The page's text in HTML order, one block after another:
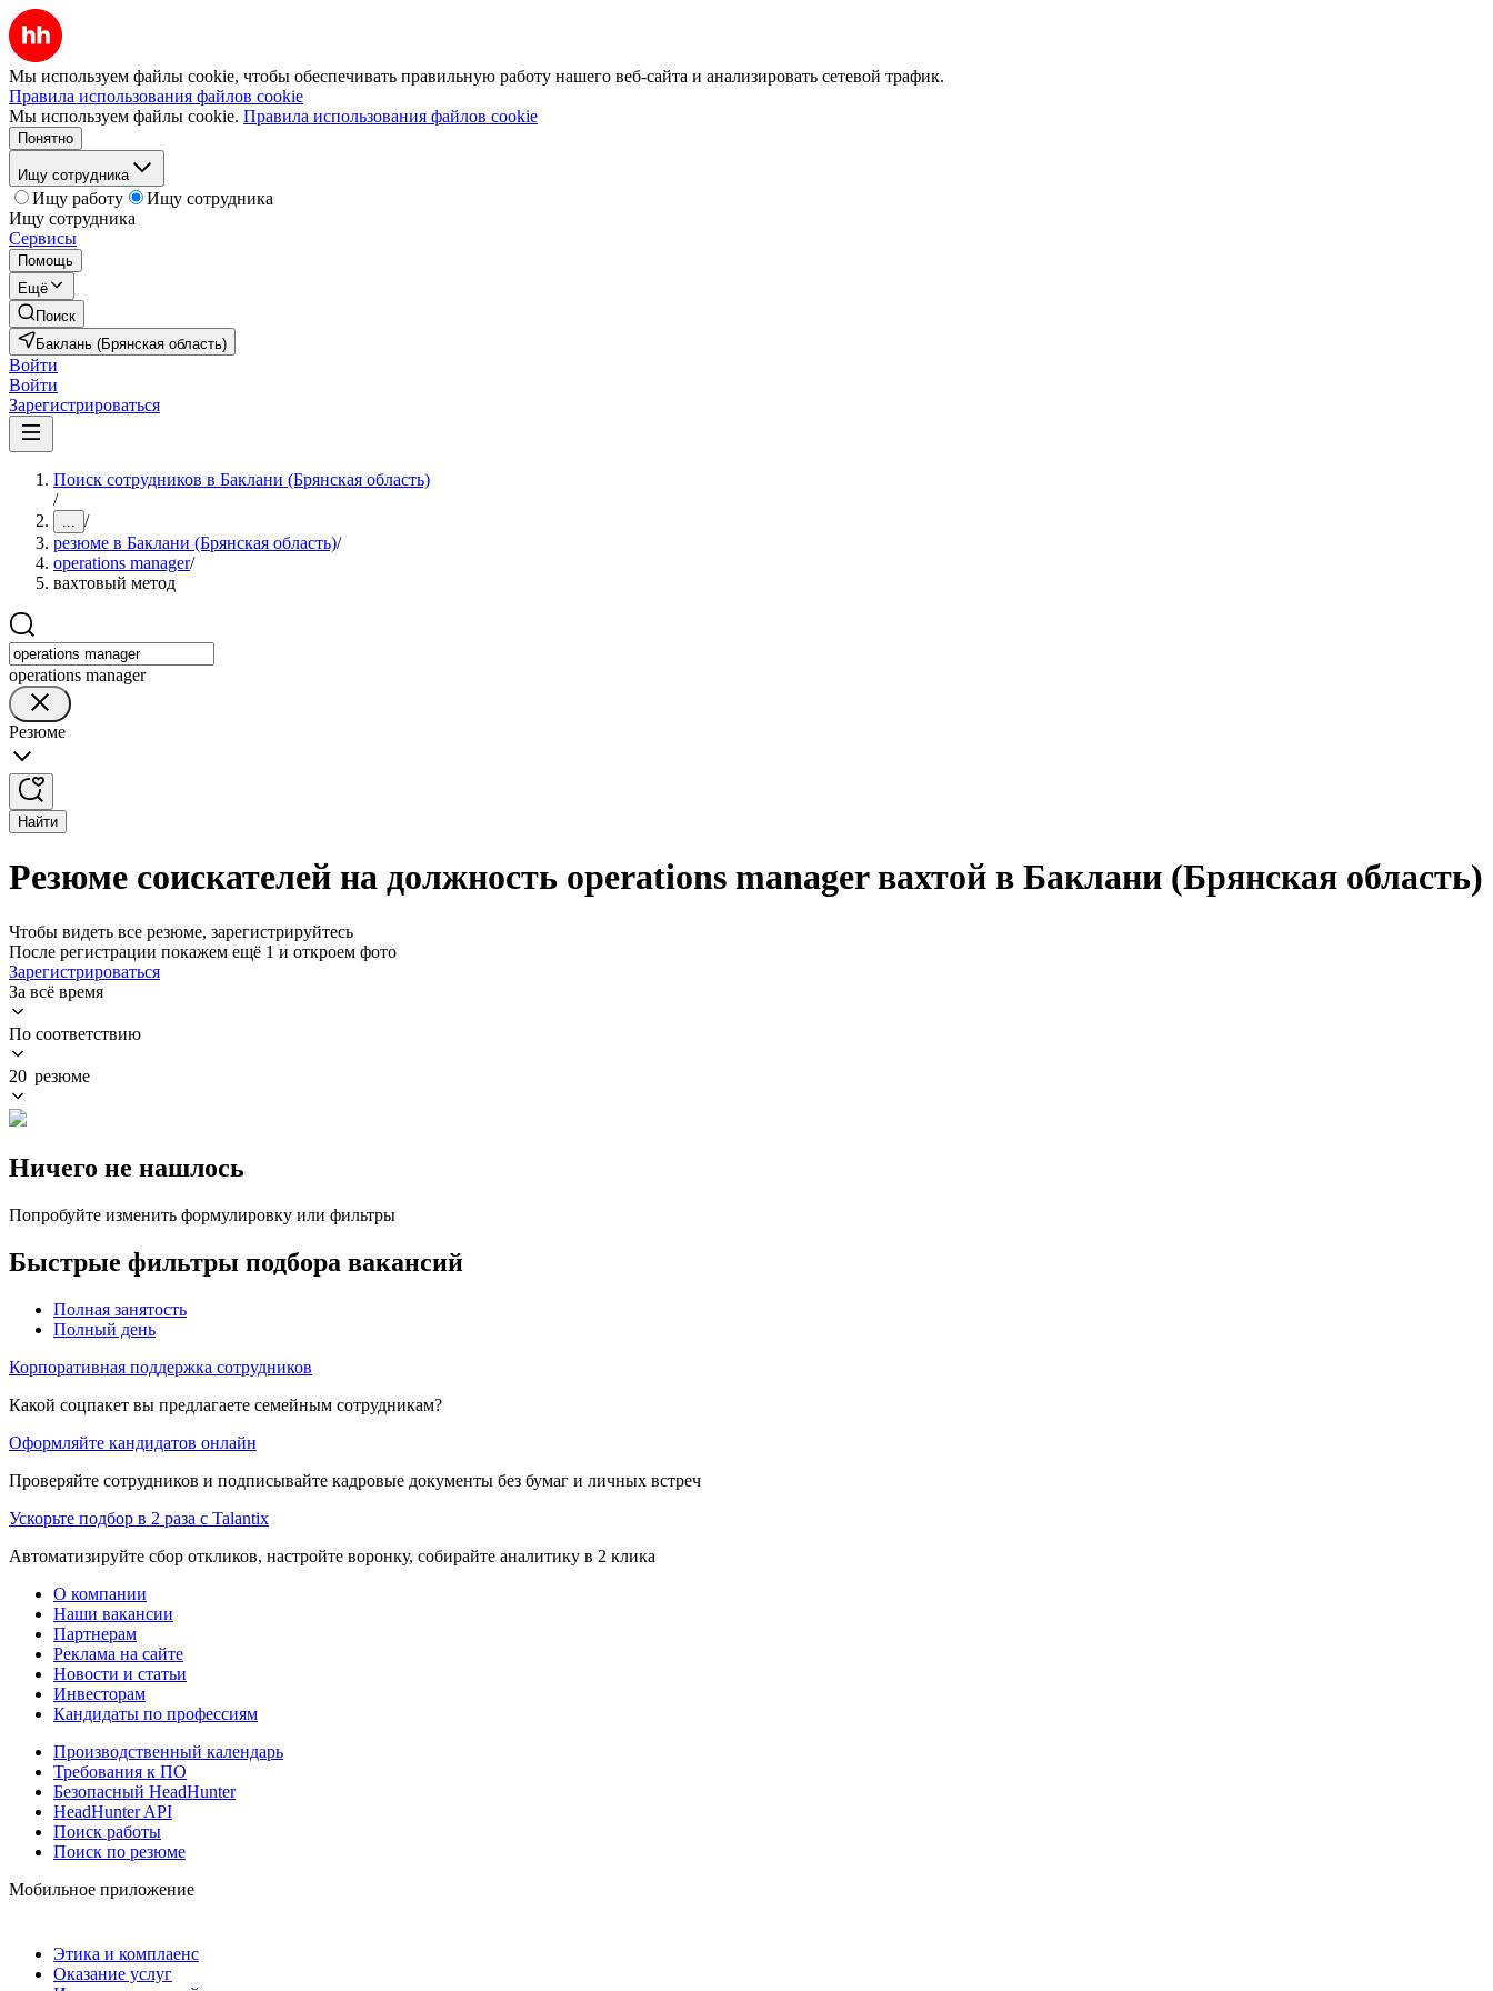
Мы используем файлы cookie, чтобы обеспечивать правильную работу нашего веб-сайта и анализировать сетевой трафик.
Правила использования файлов cookie
Мы используем файлы cookie. Правила использования файлов cookie
Понятно
Ищу сотрудника
Ищу работу
Ищу сотрудника
Ищу сотрудника
Сервисы
Помощь
Ещё
Поиск
Баклань (Брянская область)
Войти
Войти
Зарегистрироваться
Поиск сотрудников в Баклани (Брянская область)
/
... /
резюме в Баклани (Брянская область)/
operations manager/
вахтовый метод
operations manager
Резюме
Найти
Резюме соискателей на должность operations manager вахтой в Баклани (Брянская область)
Чтобы видеть все резюме, зарегистрируйтесь
После регистрации покажем ещё 1 и откроем фото
Зарегистрироваться
За всё время
По соответствию
20 резюме
Ничего не нашлось
Попробуйте изменить формулировку или фильтры
Быстрые фильтры подбора вакансий
Полная занятость
Полный день
Корпоративная поддержка сотрудников
Какой соцпакет вы предлагаете семейным сотрудникам?
Оформляйте кандидатов онлайн
Проверяйте сотрудников и подписывайте кадровые документы без бумаг и личных встреч
Ускорьте подбор в 2 раза с Talantix
Автоматизируйте сбор откликов, настройте воронку, собирайте аналитику в 2 клика
О компании
Наши вакансии
Партнерам
Реклама на сайте
Новости и статьи
Инвесторам
Кандидаты по профессиям
Производственный календарь
Требования к ПО
Безопасный HeadHunter
HeadHunter API
Поиск работы
Поиск по резюме
Мобильное приложение
Этика и комплаенс
Оказание услуг